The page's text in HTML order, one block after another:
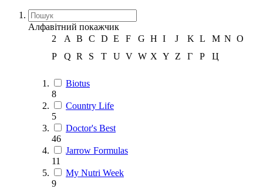
Алфавітний покажчик
2
A B C D E F G H I J K L M N O
P
Q R S T U V W X Y Z Г Р Ц
Biotus
8
Country Life
5
Doctor's Best
46
Jarrow Formulas
11
My Nutri Week
9